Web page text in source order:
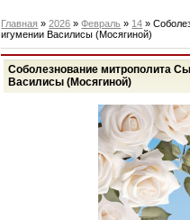
Главная »2026 » Февраль » 14 »
игумении Василисы (Мосягиной)
Соболезнование митрополита
Василисы (Мосягиной)